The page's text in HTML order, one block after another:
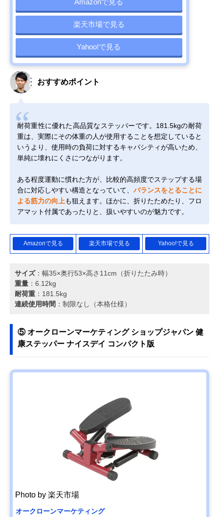
楽天市場で見る
Yahoo!で見る
おすすめポイント
耐荷重性に優れた高品質なステッパーです。181.5kgの耐荷
重は、実際にその体重の人が使用することを想定していると
いうより、使用時の負荷に対するキャパシティが高いため、
単純に壊れにくさにつながります。
ある程度運動に慣れた方が、比較的高頻度でステップする場
合に対応しやすい構造となっていて、 バランスをとることに
よる筋力の向上も狙えます。ほかに、折りたためたり、フロ
アマット付属であったりと、扱いやすいのが魅力です。
Amazonで見る 楽天市場で見る Yahoo!で見る
サイズ：幅35×奥行53×高さ11cm（折りたたみ時）
重量 ：6.12kg
耐荷重 ：181.5kg
連続使用時間 ：制限なし（本格仕様）
⑤ オークローンマーケティング ショップジャパン 健
康ステッパー ナイスデイ コンパクト版
Photo by 楽天市場
オークローンマーケティング